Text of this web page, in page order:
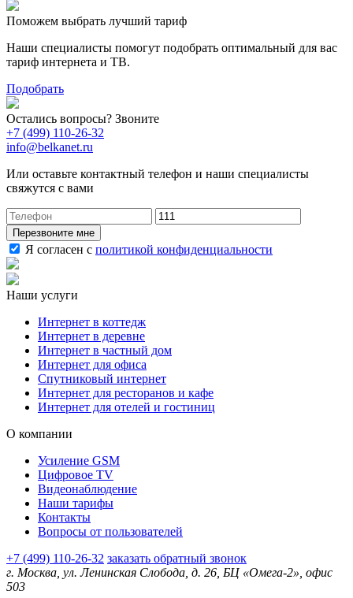
Поможем выбрать лучший тариф
Наши специалисты помогут подобрать оптимальный для вас
тариф интернета и ТВ.
Подобрать
Остались вопросы? Звоните
+7 (499) 110-26-32
info@belkanet.ru
Или оставьте контактный телефон и наши специалисты
свяжутся с вами
Перезвоните мне
Я согласен с политикой конфиденциальности
Наши услуги
Интернет в коттедж
Интернет в деревне
Интернет в частный дом
Интернет для офиса
Спутниковый интернет
Интернет для ресторанов и кафе
Интернет для отелей и гостиниц
О компании
Усиление GSM
Цифровое TV
Видеонаблюдение
Наши тарифы
Контакты
Вопросы от пользователей
+7 (499) 110-26-32 заказать обратный звонок
г. Москва, ул. Ленинская Слобода, д. 26, БЦ «Омега-2», офис
503